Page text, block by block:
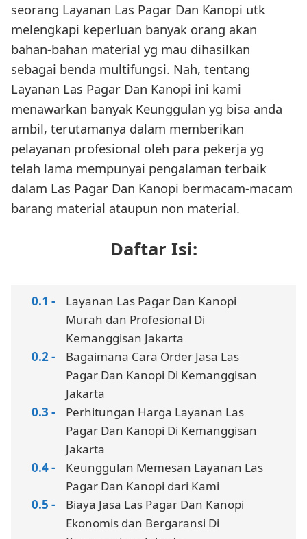
seorang Layanan Las Pagar Dan Kanopi utk
melengkapi keperluan banyak orang akan
bahan-bahan material yg mau dihasilkan
sebagai benda multifungsi. Nah, tentang
Layanan Las Pagar Dan Kanopi ini kami
menawarkan banyak Keunggulan yg bisa anda
ambil, terutamanya dalam memberikan
pelayanan profesional oleh para pekerja yg
telah lama mempunyai pengalaman terbaik
dalam Las Pagar Dan Kanopi bermacam-macam
barang material ataupun non material.
Daftar Isi:
Layanan Las Pagar Dan Kanopi
Murah dan Profesional Di
Kemanggisan Jakarta
Bagaimana Cara Order Jasa Las
Pagar Dan Kanopi Di Kemanggisan
Jakarta
Perhitungan Harga Layanan Las
Pagar Dan Kanopi Di Kemanggisan
Jakarta
Keunggulan Memesan Layanan Las
Pagar Dan Kanopi dari Kami
Biaya Jasa Las Pagar Dan Kanopi
Ekonomis dan Bergaransi Di